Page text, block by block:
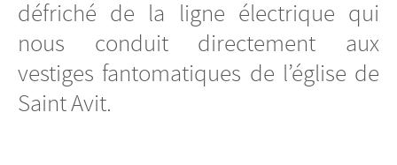
défriché de la ligne électrique qui
nous conduit directement aux
vestiges fantomatiques de l’église de
Saint Avit.